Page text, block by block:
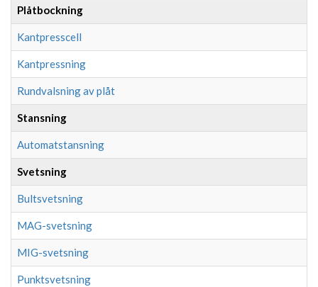
Plåtbockning
Kantpresscell
Kantpressning
Rundvalsning av plåt
Stansning
Automatstansning
Svetsning
Bultsvetsning
MAG-svetsning
MIG-svetsning
Punktsvetsning